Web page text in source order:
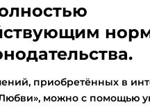
приобретённых в
можно с помощью